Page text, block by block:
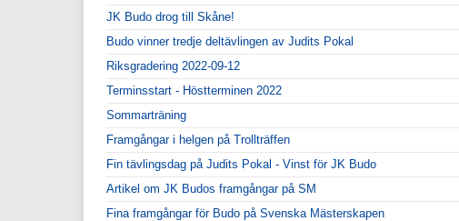
JK Budo drog till Skåne!
Budo vinner tredje deltävlingen av Judits Pokal
Riksgradering 2022-09-12
Terminsstart - Höstterminen 2022
Sommarträning
Framgångar i helgen på Trollträffen
Fin tävlingsdag på Judits Pokal - Vinst för JK Budo
Artikel om JK Budos framgångar på SM
Fina framgångar för Budo på Svenska Mästerskapen